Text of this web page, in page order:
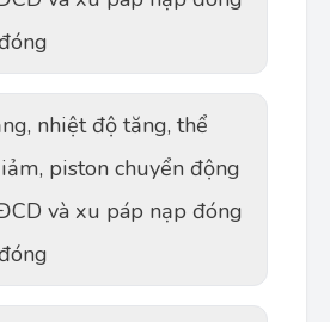
nhiệt độ tăng, thể
piston chuyển động
và xu páp nạp đóng